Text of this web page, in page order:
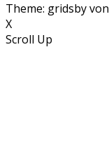
Theme: gridsby von
X
Scroll Up